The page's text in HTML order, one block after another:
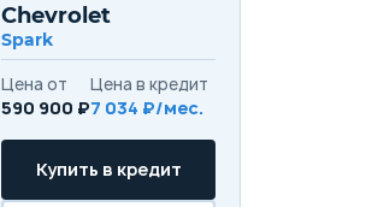
Chevrolet
Spark
Цена от
590 900 ₽
Цена в кредит
7 034 ₽/мес.
Купить в кредит